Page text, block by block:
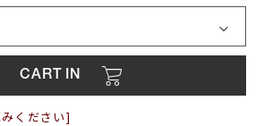
ください]